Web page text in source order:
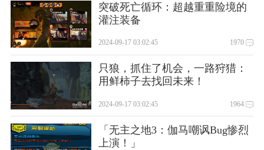
突破死亡循环：超越重重险境的
灌注装备
2024-09-17 03:02:45 1970
只狼，抓住了机会，一路狩猎：
用鲜柿子去找回未来！
2024-09-17 03:02:45 1964
「无主之地3：伽马嘲讽Bug惨烈
上演！」